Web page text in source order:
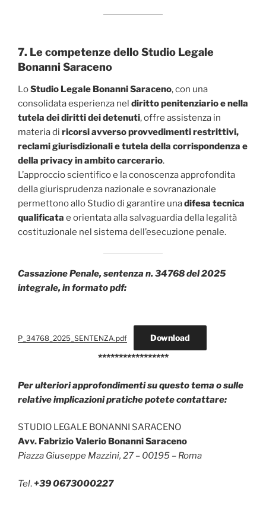
7. Le competenze dello Studio Legale
Bonanni Saraceno
LoStudio Legale Bonanni Saraceno, con una
consolidata esperienza nel diritto penitenziario e nella
tutela dei diritti dei detenuti, offre assistenza in
materia di ricorsi avverso provvedimenti restrittivi,
reclami giurisdizionali e tutela della corrispondenza e
della privacy in ambito carcerario.
L’approccio scientifico e la conoscenza approfondita
della giurisprudenza nazionale e sovranazionale
permettono allo Studio di garantire unadifesa tecnica
qualificata e orientata alla salvaguardia della legalità
costituzionale nel sistema dell’esecuzione penale.
Cassazione Penale, sentenza n. 34768 del 2025
integrale, in formato pdf:
P_34768_2025_SENTENZA.pdf Download
*****************
Per ulteriori approfondimenti su questo tema o sulle
relative implicazioni pratiche potete contattare:
STUDIO LEGALE BONANNI SARACENO
Avv. Fabrizio Valerio Bonanni Saraceno
Piazza Giuseppe Mazzini, 27 – 00195 – Roma
Tel.+39 0673000227